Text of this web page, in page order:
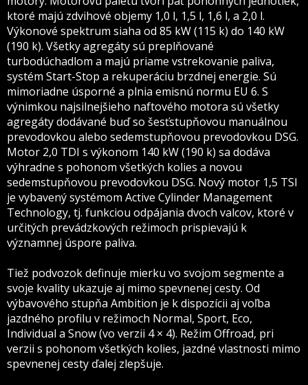
ktoré majú zdvihové objemy 1,0 l, 1,5 l, 1,6 l, a 2,0 l.
Výkonové spektrum siaha od 85 kW (115 k) do 140 kW
(190 k). Všetky agregáty sú preplňované
turbodúchadlom a majú priame vstrekovanie paliva,
systém Start-Stop a rekuperáciu brzdnej energie. Sú
mimoriadne úsporné a plnia emisnú normu EU 6. S
výnimkou najsilnejšieho naftového motora sú všetky
agregáty dodávané buď so šesťstupňovou manuálnou
prevodovkou alebo sedemstupňovou prevodovkou DSG.
Motor 2,0 TDI s výkonom 140 kW (190 k) sa dodáva
výhradne s pohonom všetkých kolies a novou
sedemstupňovou prevodovkou DSG. Nový motor 1,5 TSI
je vybavený systémom Active Cylinder Management
Technology, tj. funkciou odpájania dvoch valcov, ktoré v
určitých prevádzkových režimoch prispievajú k
významnej úspore paliva.
Tiež podvozok definuje mierku vo svojom segmente a
svoje kvality ukazuje aj mimo spevnenej cesty. Od
výbavového stupňa Ambition je k dispozícii aj voľba
jazdného profilu v režimoch Normal, Sport, Eco,
Individual a Snow (vo verzii 4 × 4). Režim Offroad, pri
verzii s pohonom všetkých kolies, jazdné vlastnosti mimo
spevnenej cesty ďalej zlepšuje.